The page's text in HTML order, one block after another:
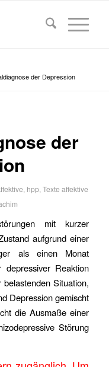
der Depression
der
, hpp, Texte affektive
mit kurzer
aufgrund einer
als einen Monat
depressiver Reaktion
Situation,
Depression gemischt
die Ausmaße einer
Störung